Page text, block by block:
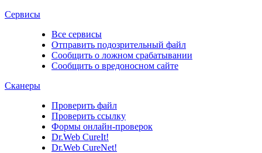
Сервисы
Все сервисы
Отправить подозрительный файл
Сообщить о ложном срабатывании
Сообщить о вредоносном сайте
Сканеры
Проверить файл
Проверить ссылку
Формы онлайн-проверок
Dr.Web CureIt!
Dr.Web CureNet!